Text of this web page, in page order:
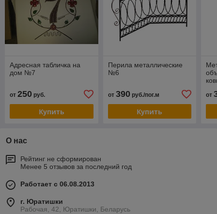
Адресная табличка на
дом №7
от 250 руб.
Купить
Перила металлические
№6
от 390руб./пог.м
Купить
от
О нас
Рейтинг не сформирован
Менее 5 отзывов за последний год
Работает с 06.08.2013
г. Юратишки
Рабочая, 42, Юратишки, Беларусь